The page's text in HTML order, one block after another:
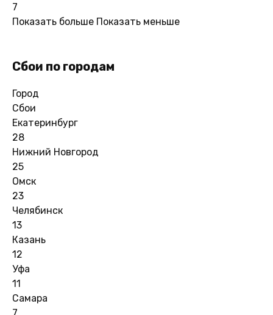
7
Показать больше Показать меньше
Сбои по городам
Город
Сбои
Екатеринбург
28
Нижний Новгород
25
Омск
23
Челябинск
13
Казань
12
Уфа
11
Самара